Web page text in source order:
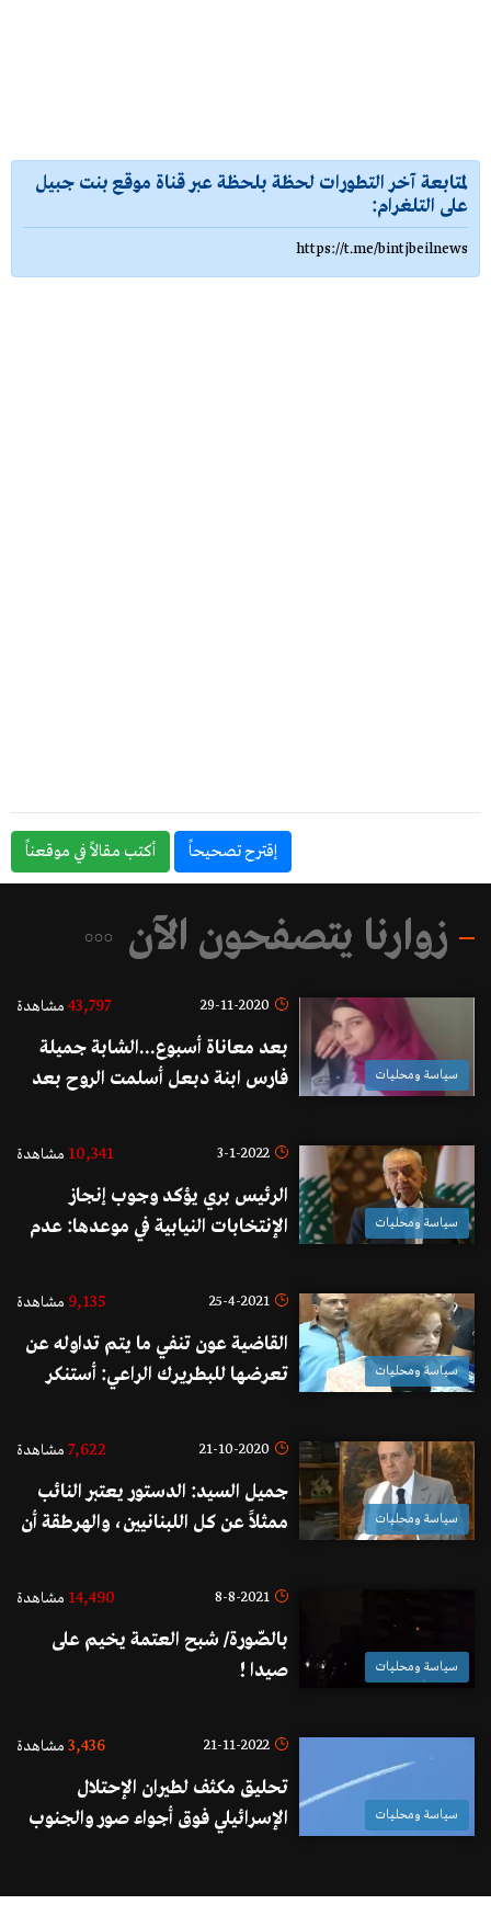
لمتابعة آخر التطورات لحظة بلحظة عبر قناة موقع بنت جبيل
على التلغرام:
https://t.me/bintjbeilnews
إقترح تصحيحاً أكتب مقالاً في موقعناً
زوارنا يتصفحون الآن
سياسة ومحليات
29-11-2020
43,797 مشاهدة
بعد معاناة أسبوع...الشابة جميلة
فارس ابنة دبعل أسلمت الروح بعد
تعرضها للطمة بقرة
سياسة ومحليات
3-1-2022
10,341 مشاهدة
الرئيس بري يؤكد وجوب إنجاز
الإنتخابات النيابية في موعدها: عدم
لبنان
سياسة ومحليات
25-4-2021
9,135 مشاهدة
القاضية عون تنفي ما يتم تداوله عن
تعرضها للبطريرك الراعي: أستنكر
المليشياوي لتشويه سمعتي
سياسة ومحليات
21-10-2020
7,622 مشاهدة
جميل السيد: الدستور يعتبر النائب
ممثلاً عن كل اللبنانيين، والهرطقة أن
الجلسة هو فقدان للميثاقية...كفى
سياسة ومحليات
8-8-2021
14,490 مشاهدة
بالصّورة/ شبح العتمة يخيم على
صيدا !
سياسة ومحليات
21-11-2022
3,436 مشاهدة
تحليق مكثف لطيران الإحتلال
الإسرائيلي فوق أجواء صور والجنوب